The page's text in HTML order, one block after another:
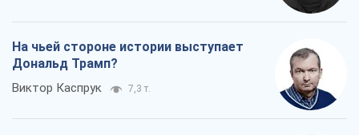
На чьей стороне истории выступает
Дональд Трамп?
Виктор Каспрук 7,3 т.